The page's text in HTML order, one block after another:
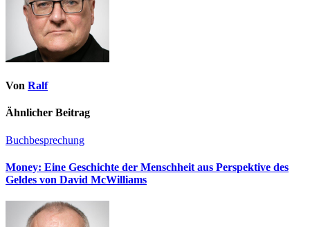
Von Ralf
Ähnlicher Beitrag
Buchbesprechung
Money: Eine Geschichte der Menschheit aus Perspektive des
Geldes von David McWilliams